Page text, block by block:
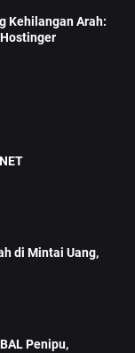
Kehilangan Arah:
di Mintai Uang,
Penipu,